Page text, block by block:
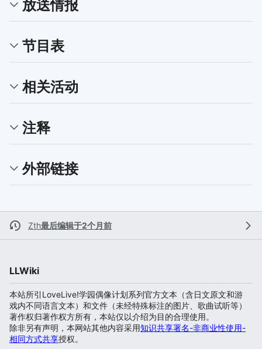
放送情报
节目表
相关活动
注释
外部链接
Zth最后编辑于2个月前
LLWiki
本站所引LoveLive!学园偶像计划系列官方文本（含日文原文和游
戏内不同语言文本）和文件（未经特殊标注的图片、歌曲试听等）
著作权归著作权方所有，本站仅以介绍为目的合理使用。
除非另有声明，本网站其他内容采用知识共享署名-非商业性使用-
相同方式共享授权。